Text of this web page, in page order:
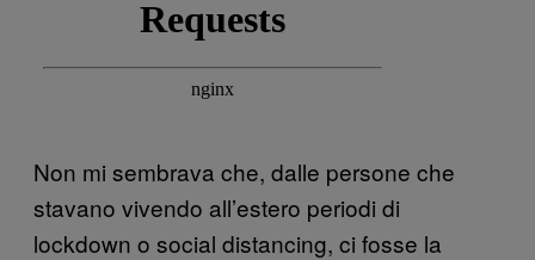
Non mi sembrava che, dalle persone che
stavano vivendo all’estero periodi di
lockdown o social distancing, ci fosse la